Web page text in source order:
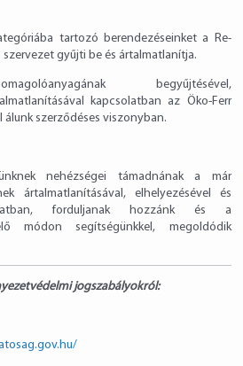
tartozó berendezéseinket a Re-
gyűjti be és ártalmatlanítja.
begyűjtésével,
kapcsolatban az Öko-Ferr
szerződéses viszonyban.
nehézségei támadnának a már
ártalmatlanításával, elhelyezésével és
forduljanak hozzánk és a
módon segítségünkkel, megoldódik
jogszabályokról: